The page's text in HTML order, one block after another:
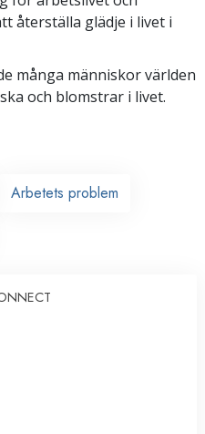
återställa glädje i livet i
många människor världen
och blomstrar i livet.
Arbetets problem